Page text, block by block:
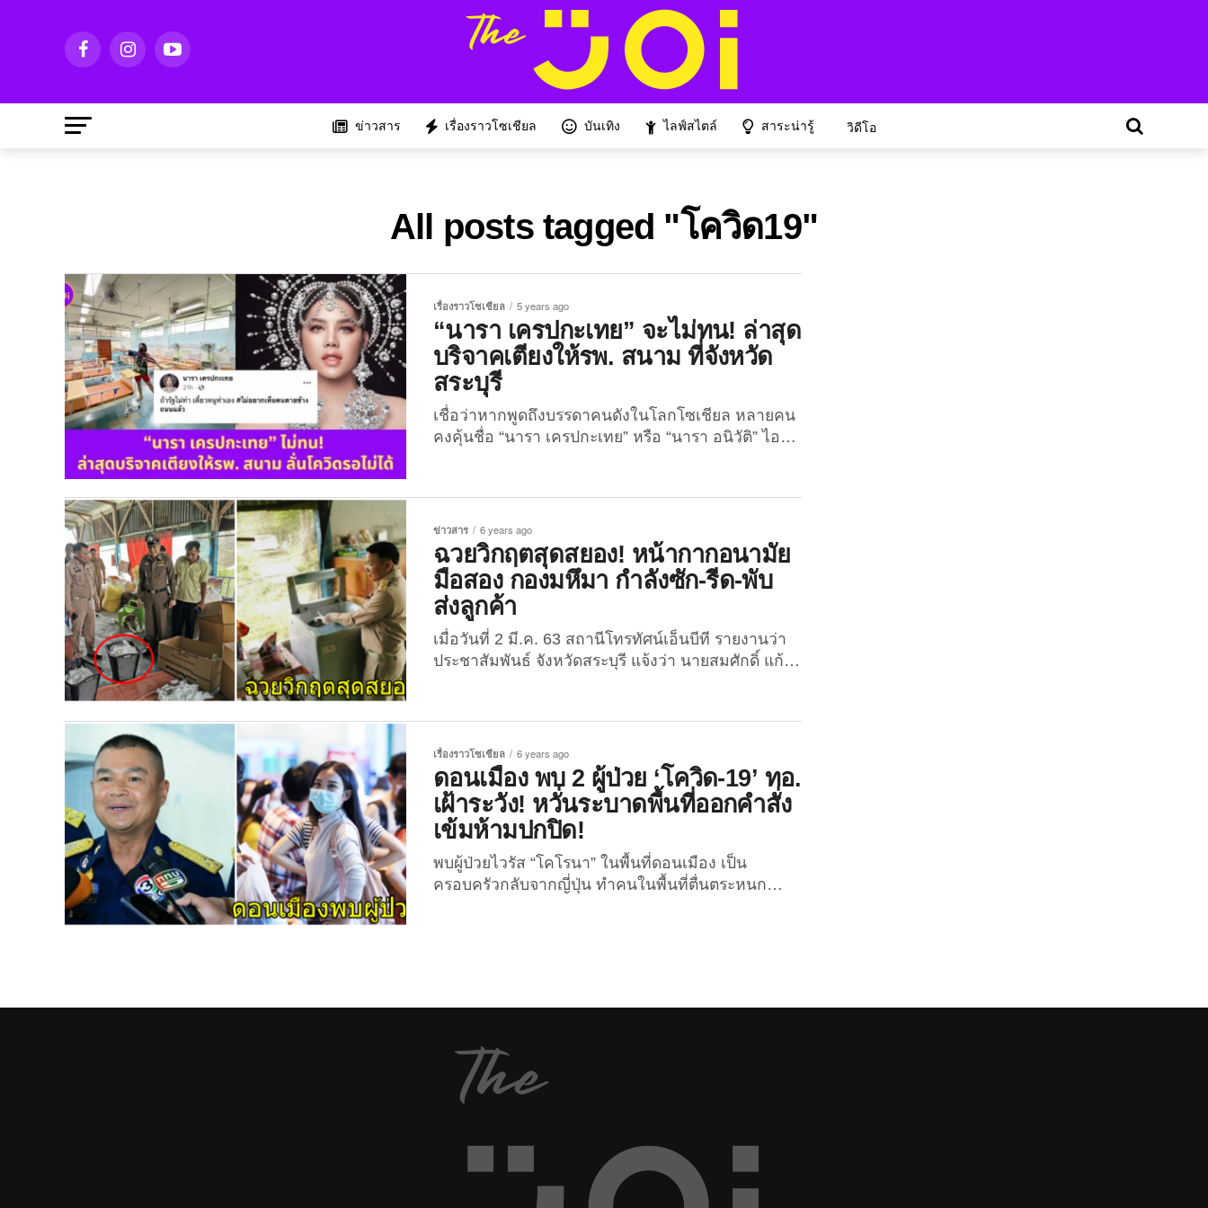
ข่าวสาร เรื่องราวโซเชียล บันเทิง ไลฟ์สไตล์ สาระน่ารู้ วิดีโอ
All posts tagged "โควิด19"
เรื่องราวโซเชียล 5 years ago
“นารา เครปกะเทย” จะไม่ทน! ล่าสุด
บริจาคเตียงให้รพ. สนาม ที่จังหวัด
สระบุรี
เชื่อว่าหากพูดถึงบรรดาคนดังในโลกโซเชียล หลายคน
คงคุ้นชื่อ “นารา เครปกะเทย” หรือ “นารา อนิวัติ” ไอ
เกิดดราม่าในรายการ “แฉ” ของพิธีกรชื่อดัง “มดดำ
คชาภา” กรณีที่นาราออกมา Call Out แต่กลับถูกพิธีกร
พูดจาไม่ให้เกียรติและคอยขัดจังหวะหลายครั้ง ล่าสุด
เมื่อวานนี้ (29 กรกฎาคม 2564) สาวนาราได้โพสต์
รูปภาพพร้อมข้อความลงในเฟซบุ๊กส่วนตัว โดยระบุ
ว่า...
ข่าวสาร 6 years ago
ฉวยวิกฤตสุดสยอง! หน้ากากอนามัย
มือสอง กองมหึมา กำลังซัก-รีด-พับ
ส่งลูกค้า
เมื่อวันที่ 2 มี.ค. 63 สถานีโทรทัศน์เอ็นบีที รายงานว่า
ประชาสัมพันธ์ จังหวัดสระบุรี แจ้งว่า นายสมศักดิ์ แก้ว
นักวิชาการ สาธารณสุข อ.วิหารแดง พร้อมกำลังฝ่าย
ความมั่นคง และนายพรชัย แย้มพลอย กำนัน ต.หนอง
สรวง เข้าตรวจสอบบ้านหลังหนึ่ง ในพื้นที่...
เรื่องราวโซเชียล 6 years ago
ดอนเมือง พบ 2 ผู้ป่วย ‘โควิด-19’ ทอ.
เฝ้าระวัง! หวั่นระบาดพื้นที่ออกคำสั่ง
เข้มห้ามปกปิด!
พบผู้ป่วยไวรัส “โคโรนา” ในพื้นที่ดอนเมือง เป็น
ครอบครัวกลับจากญี่ปุ่น ทำคนในพื้นที่ตื่นตระหนก
ปฏิบัติอย่างเคร่งครัด หลังพบมีผู้ติดเชื้อ ไวรัส...